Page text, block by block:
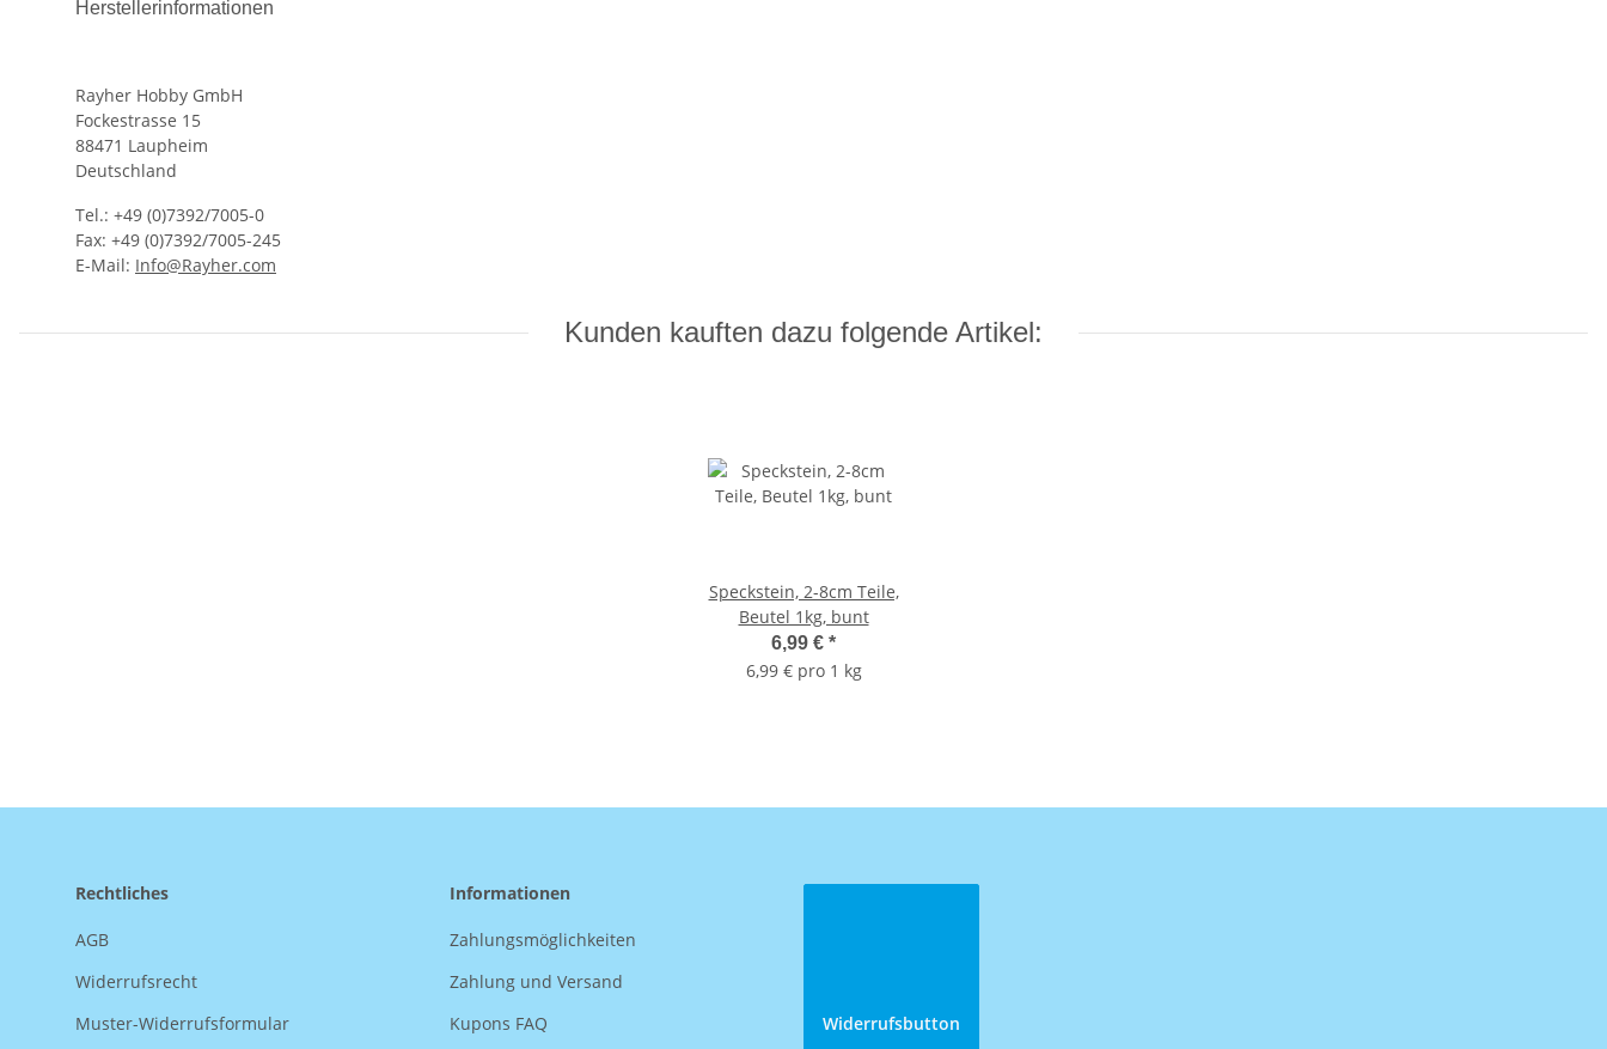
Herstellerinformationen
Rayher Hobby GmbH
Fockestrasse 15
88471 Laupheim
Deutschland
Tel.: +49 (0)7392/7005-0
Fax: +49 (0)7392/7005-245
E-Mail: Info@Rayher.com
Kunden kauften dazu folgende Artikel:
Speckstein, 2-8cm Teile,
Beutel 1kg, bunt
6,99 € *
6,99 € pro 1 kg
Rechtliches
AGB
Widerrufsrecht
Muster-Widerrufsformular
Informationen
Zahlungsmöglichkeiten
Zahlung und Versand
Kupons FAQ
Widerrufsbutton